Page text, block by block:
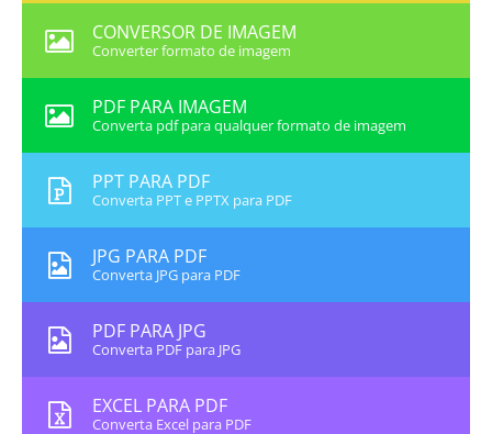
CONVERSOR DE IMAGEM
Converter formato de imagem
PDF PARA IMAGEM
Converta pdf para qualquer formato de imagem
PPT PARA PDF
Converta PPT e PPTX para PDF
JPG PARA PDF
Converta JPG para PDF
PDF PARA JPG
Converta PDF para JPG
EXCEL PARA PDF
Converta Excel para PDF